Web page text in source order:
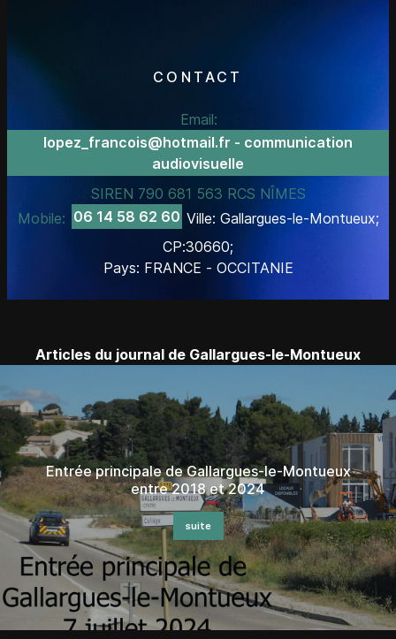
CONTACT
Email:
lopez_francois@hotmail.fr - communication
audiovisuelle
SIREN 790 681 563 RCS NÎMES
Mobile: 06 14 58 62 60 Ville: Gallargues-le-Montueux;
CP:30660;
Pays: FRANCE - OCCITANIE
Articles du journal de Gallargues-le-Montueux
Pèlerins de Saint-Jacques de Compostelle
Gallargues-le-Montueux, avril 2024
suite